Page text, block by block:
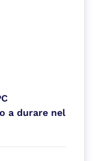
a durare nel